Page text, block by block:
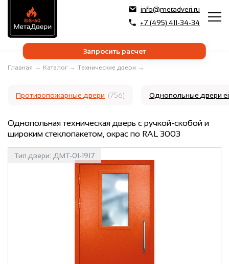
info@metadveri.ru
+7 (495) 411-34-34
Запросить расчет
Главная → Каталог → Технические двери →
Противопожарные двери (756) Однопольные двери
Однопольная техническая дверь с ручкой-скобой и
широким стеклопакетом, окрас по RAL 3003
Тип двери: ДМТ-01-1917